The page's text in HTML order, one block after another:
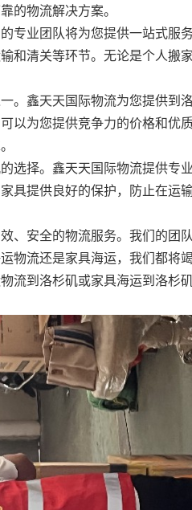
的物流解决方案。
专业团队将为您提供一站式服
和清关等环节。无论是个人搬
。鑫天天国际物流为您提供到
以为您提供竞争力的价格和优
选择。鑫天天国际物流提供专
具提供良好的保护，防止在运
、安全的物流服务。我们的团
物流还是家具海运，我们都将竭
流到洛杉矶或家具海运到洛杉